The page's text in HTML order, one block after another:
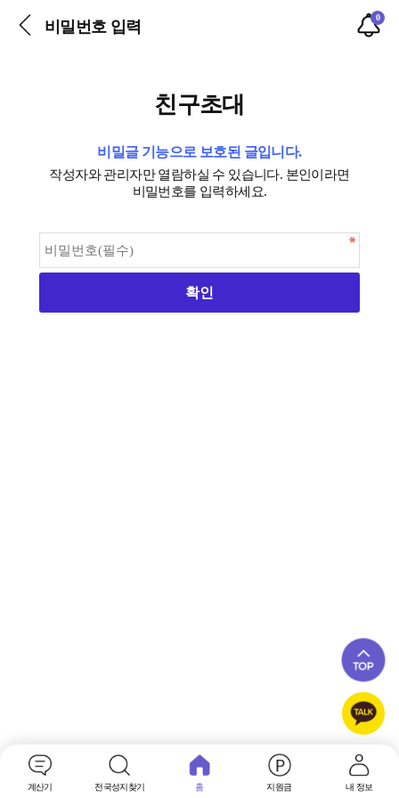
비밀번호 입력
0
친구초대
비밀글 기능으로 보호된 글입니다.
작성자와 관리자만 열람하실 수 있습니다. 본인이라면
비밀번호를 입력하세요.
계산기 전국성지찾기 홈 지원금 내 정보